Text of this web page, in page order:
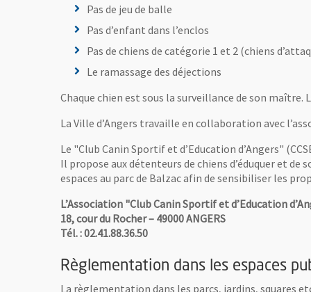
Pas de jeu de balle
Pas d’enfant dans l’enclos
Pas de chiens de catégorie 1 et 2 (chiens
Le ramassage des déjections
Chaque chien est sous la surveillance de son
La Ville d’Angers travaille en collaboration avec
Le "Club Canin Sportif et d’Education d’Angers"
Il propose aux détenteurs de chiens d’éduquer et
espaces au parc de Balzac afin de sensibiliser les
L’Association "Club Canin Sportif et d’Education
18, cour du Rocher – 49000 ANGERS
Tél. : 02.41.88.36.50
Règlementation dans les espaces
La règlementation dans les parcs, jardins, squares